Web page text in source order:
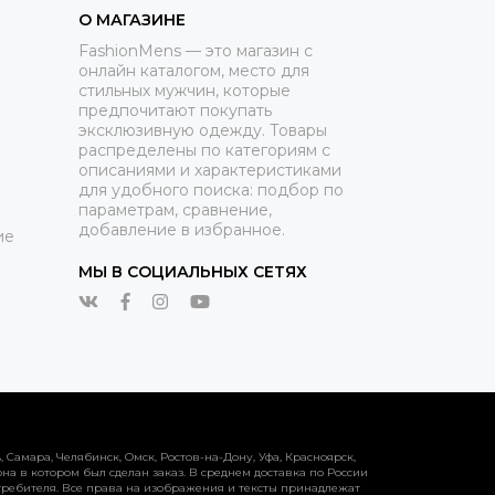
О МАГАЗИНЕ
FashionMens — это магазин с
онлайн каталогом, место для
стильных мужчин, которые
предпочитают покупать
эксклюзивную одежду. Товары
распределены по категориям с
описаниями и характеристиками
для удобного поиска: подбор по
параметрам, сравнение,
добавление в избранное.
МЫ В СОЦИАЛЬНЫХ СЕТЯХ
Челябинск, Омск, Ростов-на-Дону, Уфа, Красноярск,
в котором был сделан заказ. В среднем доставка по России
Все права на изображения и тексты принадлежат